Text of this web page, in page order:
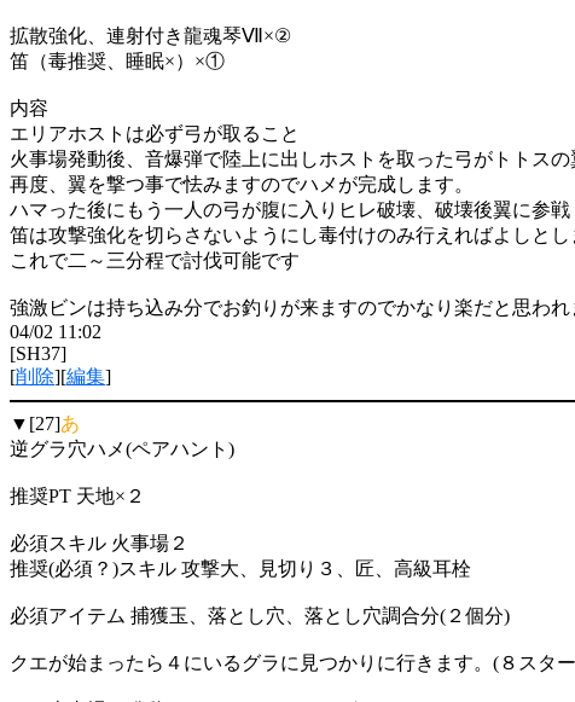
拡散強化、連射付き龍魂琴Ⅶ×②
笛（毒推奨、睡眠×）×①
内容
エリアホストは必ず弓が取ること
火事場発動後、音爆弾で陸上に出しホストを取った弓がトトス
再度、翼を撃つ事で怯みますのでハメが完成します。
ハマった後にもう一人の弓が腹に入りヒレ破壊、破壊後翼に参戦
笛は攻撃強化を切らさないようにし毒付けのみ行えればよしとし
これで二～三分程で討伐可能です
強激ビンは持ち込み分でお釣りが来ますのでかなり楽だと思われ
04/02 11:02
[SH37]
[削除][編集]
▼[27]あ
逆グラ穴ハメ(ペアハント)
推奨PT 天地×２
必須スキル 火事場２
推奨(必須？)スキル 攻撃大、見切り３、匠、高級耳栓
必須アイテム 捕獲玉、落とし穴、落とし穴調合分(２個分)
クエが始まったら４にいるグラに見つかりに行きます。(８スタ